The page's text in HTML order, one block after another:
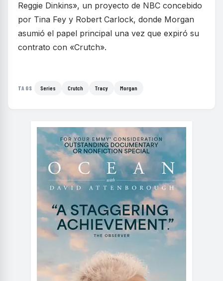
Reggie Dinkins», un proyecto de NBC concebido
por Tina Fey y Robert Carlock, donde Morgan
asumió el papel principal una vez que expiró su
contrato con «Crutch».
TAGS Series Crutch Tracy Morgan